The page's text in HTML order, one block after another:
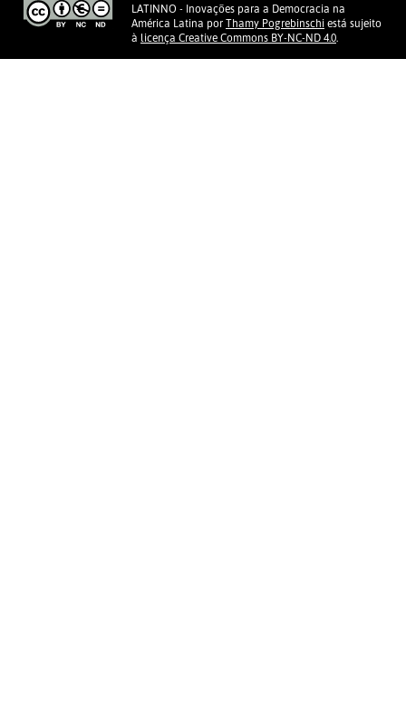
LATINNO - Inovações para a Democracia na
América Latina por Thamy Pogrebinschi está sujeito
à licença Creative Commons BY-NC-ND 4.0.